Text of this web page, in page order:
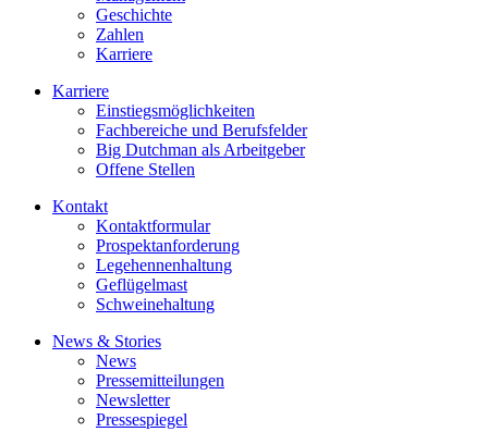
Geschichte
Zahlen
Karriere
Karriere
Einstiegsmöglichkeiten
Fachbereiche und Berufsfelder
Big Dutchman als Arbeitgeber
Offene Stellen
Kontakt
Kontaktformular
Prospektanforderung
Legehennenhaltung
Geflügelmast
Schweinehaltung
News & Stories
News
Pressemitteilungen
Newsletter
Pressespiegel